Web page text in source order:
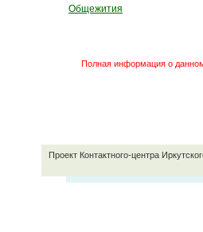
Общежития
Полная информация о
Проект Контактного-центра